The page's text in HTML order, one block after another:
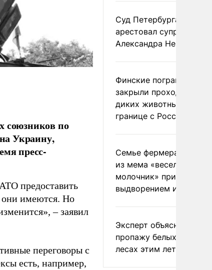
союзников по
Украину,
пресс-
предоставить
они имеются. Но
– заявил
переговоры с
есть, например,
Суд Петербурга заочно
арестовал супругу
Александра Невзорова
Финские пограничники
закрыли проходы для
диких животных на
границе с Россией
Семье фермера
из мема «веселый
молочник» пригрозили
выдворением из
Эксперт объяснил
пропажу белых грибов
лесах этим летом